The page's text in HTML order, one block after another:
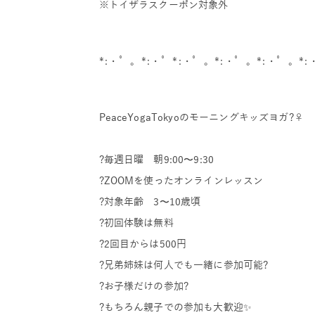
※トイザラスクーポン対象外
*:・゜。*:・゜*:・゜。*:・゜。*:・゜。*:
PeaceYogaTokyoのモーニングキッズヨガ?‍♀️
?毎週日曜 朝9:00〜9:30
?ZOOMを使ったオンラインレッスン
?対象年齢 3〜10歳頃
?初回体験は無料
?2回目からは500円
?兄弟姉妹は何人でも一緒に参加可能?
?お子様だけの参加?
?もちろん親子での参加も大歓迎✨